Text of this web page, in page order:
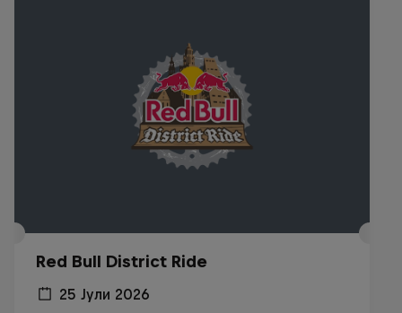
Red Bull District Ride
25 Јули 2026